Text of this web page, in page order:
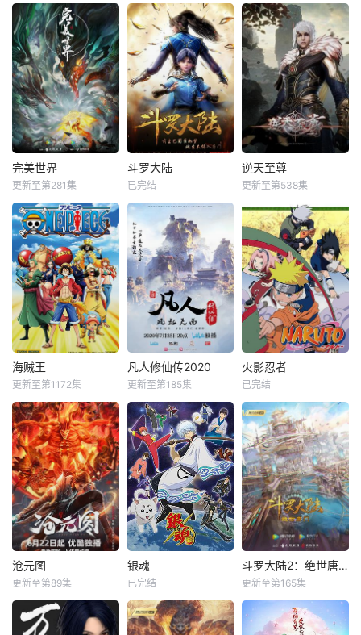
完美世界
更新至第281集
斗罗大陆
已完结
逆天至尊
更新至第538集
海贼王
更新至第1172集
凡人修仙传2020
更新至第185集
火影忍者
已完结
沧元图
更新至第89集
银魂
已完结
斗罗大陆2：绝世唐门
更新至第165集